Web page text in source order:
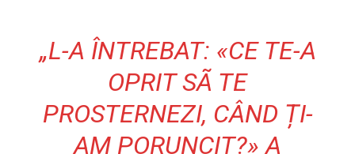
„L-A ÎNTREBAT: «CE TE-A
OPRIT SÃ TE
PROSTERNEZI, CÂND ȚI-
AM PORUNCIT?» A